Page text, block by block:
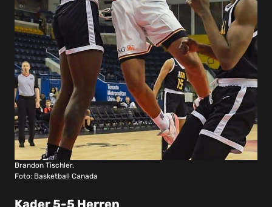
Brandon Tischler.
Foto: Basketball Canada